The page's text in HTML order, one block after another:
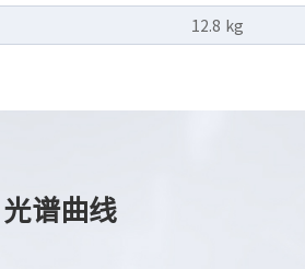
12.8 kg
光谱曲线